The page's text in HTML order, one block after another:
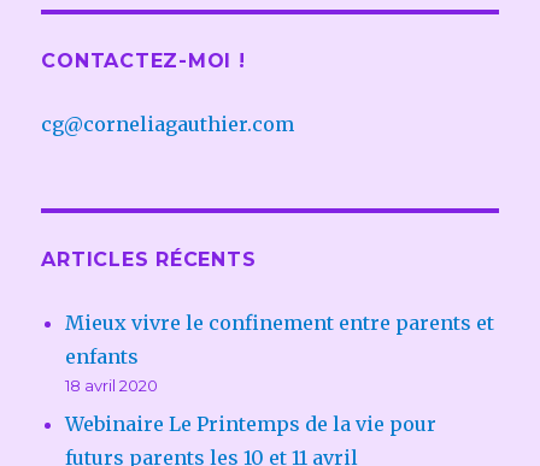
CONTACTEZ-MOI !
cg@corneliagauthier.com
ARTICLES RÉCENTS
Mieux vivre le confinement entre parents et
enfants
18 avril 2020
Webinaire Le Printemps de la vie pour
futurs parents les 10 et 11 avril